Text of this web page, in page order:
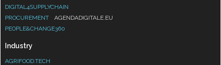
DIGITAL4SUPPLYCHAIN
PROCUREMENT
AGENDADIGITALE.EU
PEOPLE&CHANGE360
Industry
AGRIFOOD.TECH